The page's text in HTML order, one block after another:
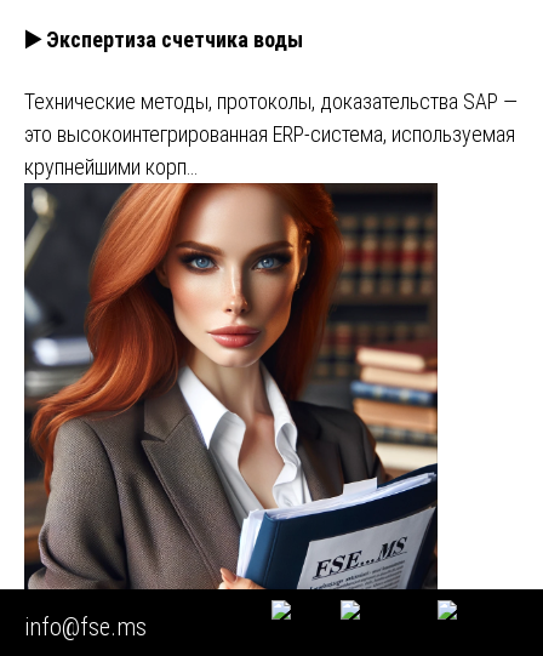
▶️ Экспертиза счетчика воды
Технические методы, протоколы, доказательства SAP —
это высокоинтегрированная ERP-система, используемая
крупнейшими корп…
info@fse.ms